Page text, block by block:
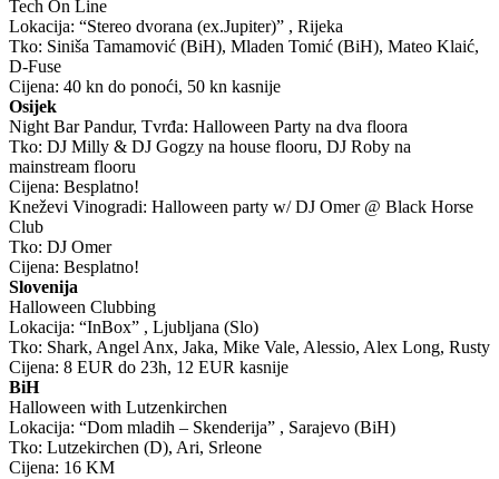
Tech On Line
Lokacija: “Stereo dvorana (ex.Jupiter)” , Rijeka
Tko: Siniša Tamamović (BiH), Mladen Tomić (BiH), Mateo Klaić,
D-Fuse
Cijena: 40 kn do ponoći, 50 kn kasnije
Osijek
Night Bar Pandur, Tvrđa: Halloween Party na dva floora
Tko: DJ Milly & DJ Gogzy na house flooru, DJ Roby na
mainstream flooru
Cijena: Besplatno!
Kneževi Vinogradi: Halloween party w/ DJ Omer @ Black Horse
Club
Tko: DJ Omer
Cijena: Besplatno!
Slovenija
Halloween Clubbing
Lokacija: “InBox” , Ljubljana (Slo)
Tko: Shark, Angel Anx, Jaka, Mike Vale, Alessio, Alex Long, Rusty
Cijena: 8 EUR do 23h, 12 EUR kasnije
BiH
Halloween with Lutzenkirchen
Lokacija: “Dom mladih – Skenderija” , Sarajevo (BiH)
Tko: Lutzekirchen (D), Ari, Srleone
Cijena: 16 KM